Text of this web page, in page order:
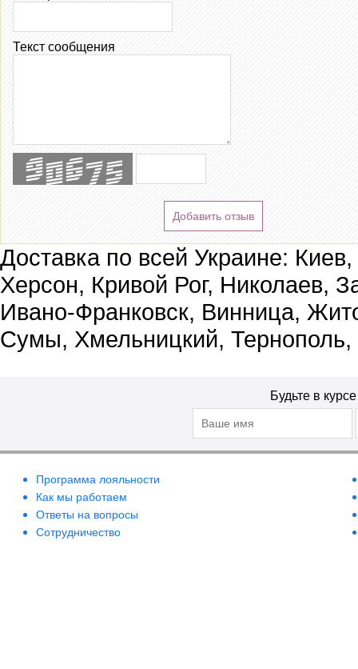
Текст сообщения
Добавить отзыв
Доставка по всей Украине:
Херсон, Кривой Рог, Николаев,
Ивано-Франковск, Винница,
Сумы, Хмельницкий, Тернополь,
Будьте в
Программа лояльности
Как мы работаем
Ответы на вопросы
Сотрудничество